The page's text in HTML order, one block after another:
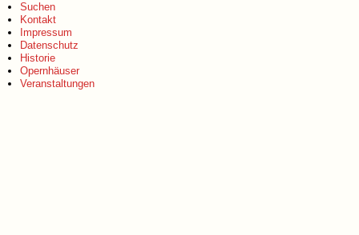
Suchen
Kontakt
Impressum
Datenschutz
Historie
Opernhäuser
Veranstaltungen